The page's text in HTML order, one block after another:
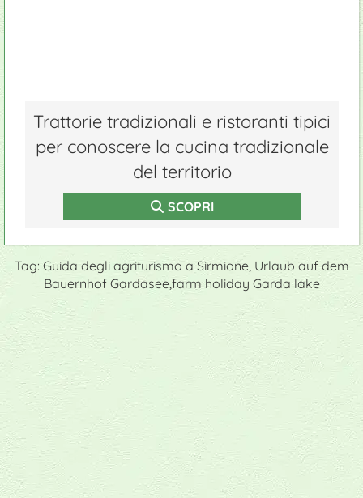
Trattorie tradizionali e ristoranti tipici
per conoscere la cucina tradizionale
del territorio
SCOPRI
Tag: Guida degli agriturismo a Sirmione, Urlaub auf dem
Bauernhof Gardasee,farm holiday Garda lake